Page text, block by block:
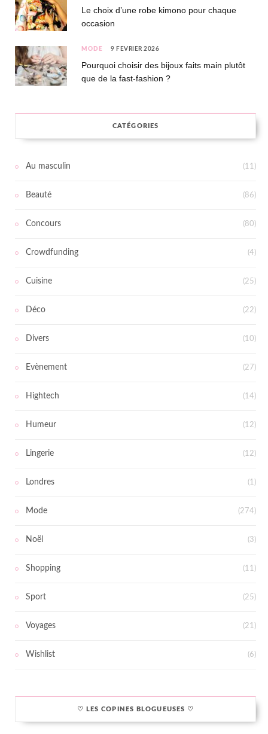
Le choix d’une robe kimono pour chaque
occasion
MODE 9 FÉVRIER 2026
Pourquoi choisir des bijoux faits main plutôt
que de la fast-fashion ?
CATÉGORIES
Au masculin (11)
Beauté (86)
Concours (80)
Crowdfunding (4)
Cuisine (25)
Déco (22)
Divers (10)
Evènement (27)
Hightech (14)
Humeur (12)
Lingerie (12)
Londres (1)
Mode (274)
Noël (3)
Shopping (11)
Sport (25)
Voyages (21)
Wishlist (6)
♡ LES COPINES BLOGUEUSES ♡